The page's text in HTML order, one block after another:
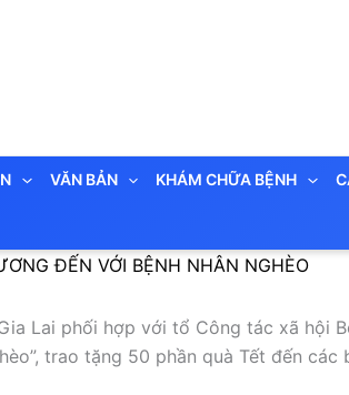
VĂN BẢN KHÁM CHỮA BỆNH
ĐẾN VỚI BỆNH NHÂN NGHÈO
Lai phối hợp với tổ Công tác xã hội
trao tặng 50 phần quà Tết đến